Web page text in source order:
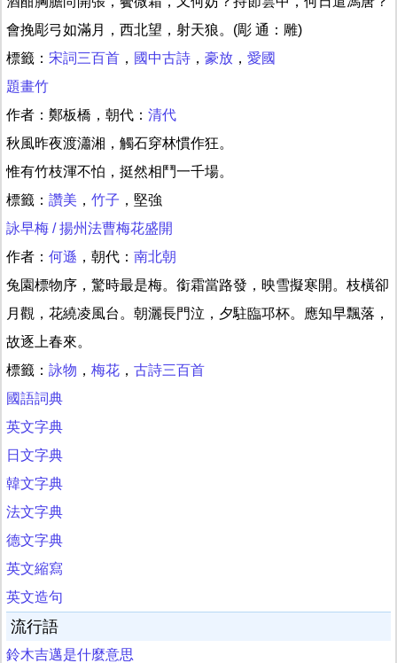
會挽彫弓如滿月，西北望，射天狼。(彫 通：雕)
標籤： 宋詞三百首 ， 國中古詩 ， 豪放 ， 愛國
題畫竹
作者：鄭板橋，朝代： 清代
秋風昨夜渡瀟湘，觸石穿林慣作狂。
惟有竹枝渾不怕，挺然相鬥一千場。
標籤： 讚美 ， 竹子 ，堅強
詠早梅 / 揚州法曹梅花盛開
作者： 何遜 ，朝代： 南北朝
兔園標物序，驚時最是梅。銜霜當路發，映雪擬寒開。枝橫卻
月觀，花繞凌風台。朝灑長門泣，夕駐臨邛杯。應知早飄落，
故逐上春來。
標籤： 詠物 ， 梅花 ， 古詩三百首
國語詞典
英文字典
日文字典
韓文字典
法文字典
德文字典
英文縮寫
英文造句
流行語
鈴木吉邁是什麼意思